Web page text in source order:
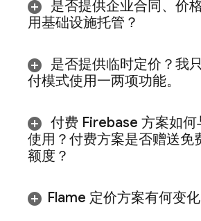
是否提供企业合同、价
用基础设施托管？
是否提供临时定价？我
付模式使用一两项功能。
付费 Firebase 方案如何
使用？付费方案是否赠送免
额度？
Flame 定价方案有何变化